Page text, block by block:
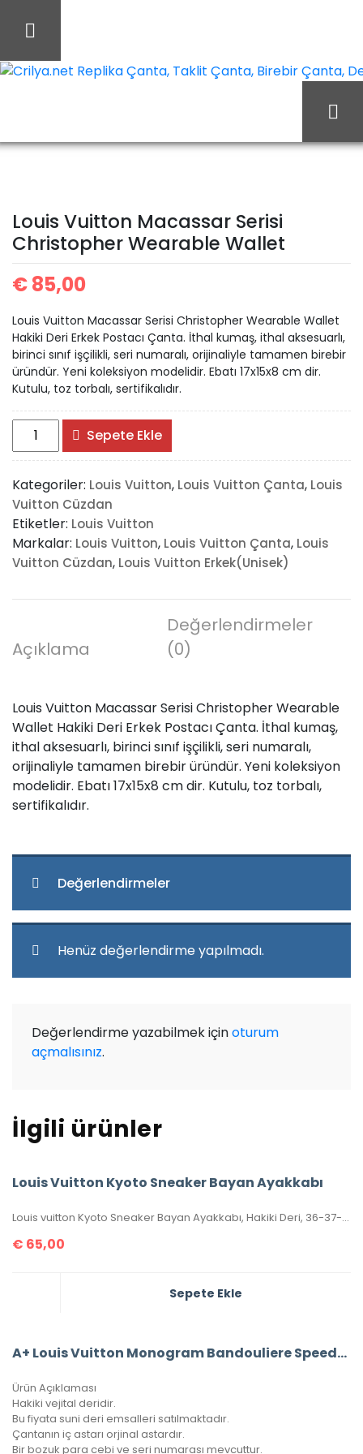
Louis Vuitton Cüzdan
Serisi Christopher
Wearable Wallet
Louis Vuitton Macassar Serisi
Christopher Wearable Wallet
€85,00
Louis Vuitton Macassar Serisi Christopher Wearable Wallet
Hakiki Deri Erkek Postacı Çanta. İthal kumaş, ithal aksesuarlı,
birinci sınıf işçilikli, seri numaralı, orijinaliyle tamamen birebir
üründür. Yeni koleksiyon modelidir. Ebatı 17x15x8 cm dir.
Kutulu, toz torbalı, sertifikalıdır.
Louis
Vuitton
Macassar
Serisi
Christopher
Wearable
Wallet
adet
Sepete Ekle
Kategoriler: Louis Vuitton, Louis Vuitton Çanta, Louis
Vuitton Cüzdan
Etiketler: Louis Vuitton
Markalar: Louis Vuitton, Louis Vuitton Çanta, Louis
Vuitton Cüzdan, Louis Vuitton Erkek(Unisek)
Açıklama
Değerlendirmeler
(0)
Louis Vuitton Macassar Serisi Christopher Wearable
Wallet Hakiki Deri Erkek Postacı Çanta. İthal kumaş,
ithal aksesuarlı, birinci sınıf işçilikli, seri numaralı,
orijinaliyle tamamen birebir üründür. Yeni koleksiyon
modelidir. Ebatı 17x15x8 cm dir. Kutulu, toz torbalı,
sertifikalıdır.
Değerlendirmeler
Henüz değerlendirme yapılmadı.
Değerlendirme yazabilmek içinoturum
açmalısınız.
İlgili ürünler
Louis Vuitton Kyoto Sneaker Bayan Ayakkabı
Louis vuitton Kyoto Sneaker Bayan Ayakkabı, Hakiki Deri, 36-37-38-39-40 Numaraları Mevcuttur.
€ 65,00
Sepete Ekle
A+ Louis Vuitton Monogram Bandouliere Speedy 30’Luk Vejital Deri (LV33)
Ürün Açıklaması
Hakiki vejital deridir.
Bu fiyata suni deri emsalleri satılmaktadır.
Çantanın iç astarı orjinal astardır.
Bir bozuk para cebi ve seri numarası mevcuttur.